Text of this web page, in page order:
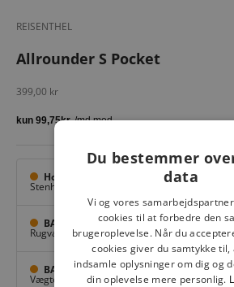
REISENTHEL
Allrounder S Pocket
Salgspris
399,00 kr
Hovedlager
Stenhuggervej 10,
BAGGI Tarup Center
Rugvang 36,Odense NV
BAGGI Nyborg
Vægtergade 1, Nyborg
Du bestemmer
data
Vi og vores
cookies til at forbedre den
brugeroplevelse. Når du
cookies giver du samtykke til,
indsamle oplysninger om dig og
din oplevelse mere personlig.